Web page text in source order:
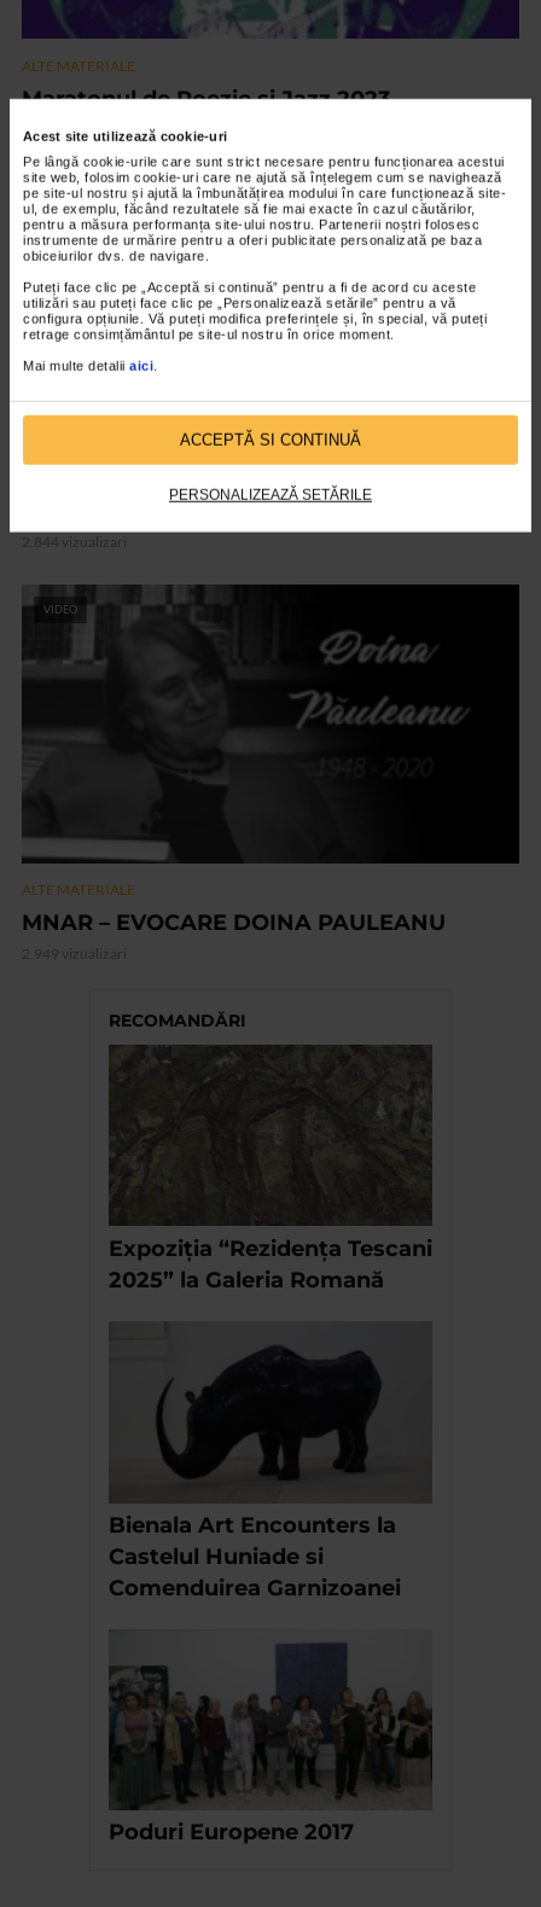
Acest site utilizează cookie-uri
Pe lângă cookie-urile care sunt strict necesare pentru funcționarea acestui
site web, folosim cookie-uri care ne ajută să înțelegem cum se navighează
pe site-ul nostru și ajută la îmbunătățirea modului în care funcționează site-
ul, de exemplu, făcând rezultatele să fie mai exacte în cazul căutărilor,
pentru a măsura performanța site-ului nostru. Partenerii noștri folosesc
instrumente de urmărire pentru a oferi publicitate personalizată pe baza
obiceiurilor dvs. de navigare.
Puteți face clic pe „Acceptă si continuă” pentru a fi de acord cu aceste
utilizări sau puteți face clic pe „Personalizează setările” pentru a vă
configura opțiunile. Vă puteți modifica preferințele și, în special, vă puteți
retrage consimțământul pe site-ul nostru în orice moment.
Mai multe detalii aici
ACCEPTĂ SI CONTINUĂ
PERSONALIZEAZĂ SETĂRILE
ALTE MATERIALE
Maratonul de Poezie si Jazz 2023
1.611 vizualizari
VIDEO
Art Safari 2021 – editia a VIII a
2.844 vizualizari
VIDEO
ALTE MATERIALE
MNAR – EVOCARE DOINA PAULEANU
2.949 vizualizari
RECOMANDĂRI
Expoziția “Rezidența Tescani
2025” la Galeria Romană
Bienala Art Encounters la
Castelul Huniade si
Comenduirea Garnizoanei
Poduri Europene 2017